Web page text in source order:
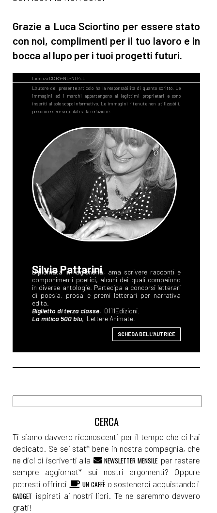
Grazie a Luca Sciortino per essere stato
con noi, complimenti per il tuo lavoro e in
bocca al lupo per i tuoi progetti futuri.
Silvia Pattarini
Diplomata in ragioneria, ama scrivere racconti e
componimenti poetici, alcuni dei quali compaiono
in diverse antologie. Partecipa a concorsi letterari
di poesia, prosa e premi letterari per narrativa
edita.
Biglietto di terza classe, 0111Edizioni.
La mitica 500 blu, Lettere Animate.
SCHEDA DELL'AUTRICE
Ti siamo davvero riconoscenti per il tempo che ci hai
dedicato. Se sei stat* bene in nostra compagnia, che
ne dici di iscriverti alla
NEWSLETTER MENSILE per restare
sempre aggiornat* sui nostri argomenti? Oppure
potresti offrirci
UN CAFFÈ o sostenerci acquistando i
GADGET ispirati ai nostri libri. Te ne saremmo davvero
grati!